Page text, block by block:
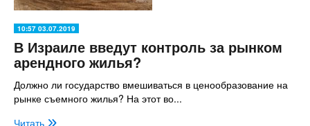
10:57 03.07.2019
В Израиле введут контроль за рынком
арендного жилья?
Должно ли государство вмешиваться в ценообразование на
рынке съемного жилья? На этот во...
Читать